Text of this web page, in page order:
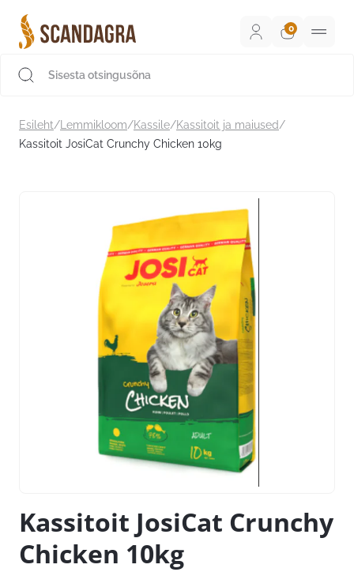
sisu
juurde
Esileht/ Lemmikloom/Kassile/Kassitoit ja maiused/
Kassitoit JosiCat Crunchy Chicken 10kg
Kassitoit JosiCat Crunchy
Chicken 10kg